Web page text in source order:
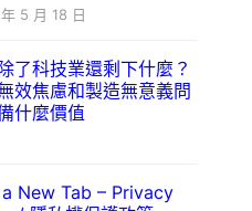
5 月 18 日
了科技業還剩下什麼？
效焦慮和製造無意義問
什麼價值
New Tab – Privacy